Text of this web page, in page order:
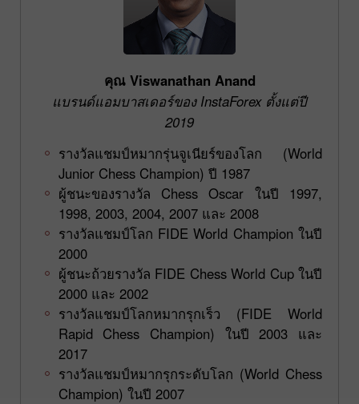
คุณ Viswanathan Anand
แบรนด์แอมบาสเดอร์ของ InstaForex ตั้งแต่ปี
2019
รางวัลแชมป์หมากรุ่นจูเนียร์ของโลก (World
Junior Chess Champion) ปี 1987
ผู้ชนะของรางวัล Chess Oscar ในปี 1997,
1998, 2003, 2004, 2007 และ 2008
รางวัลแชมป์โลก FIDE World Champion ในปี
2000
ผู้ชนะถ้วยรางวัล FIDE Chess World Cup ในปี
2000 และ 2002
รางวัลแชมป์โลกหมากรุกเร็ว (FIDE World
Rapid Chess Champion) ในปี 2003 และ
2017
รางวัลแชมป์หมากรุกระดับโลก (World Chess
Champion) ในปี 2007